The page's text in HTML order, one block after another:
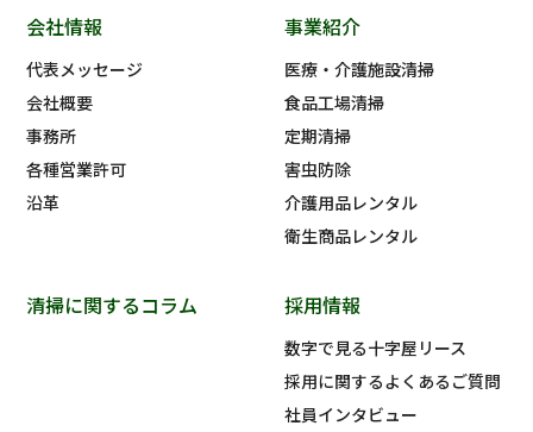
会社情報
代表メッセージ
会社概要
事務所
各種営業許可
沿革
事業紹介
医療・介護施設清掃
食品工場清掃
定期清掃
害虫防除
介護用品レンタル
衛生商品レンタル
清掃に関するコラム 採用情報
数字で見る十字屋リース
採用に関するよくあるご質問
社員インタビュー